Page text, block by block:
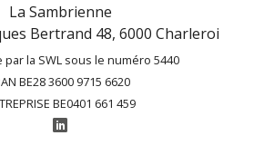
La Sambrienne
Bertrand 48, 6000 Charleroi
par la SWL sous le numéro 5440
BE28 3600 9715 6620
BE0401 661 459